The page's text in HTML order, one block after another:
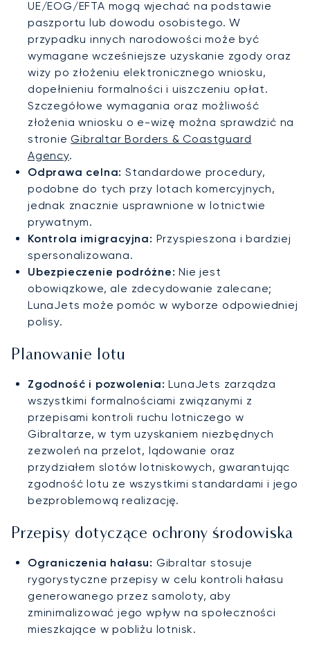
UE/EOG/EFTA mogą wjechać na podstawie
paszportu lub dowodu osobistego. W
przypadku innych narodowości może być
wymagane wcześniejsze uzyskanie zgody oraz
wizy po złożeniu elektronicznego wniosku,
dopełnieniu formalności i uiszczeniu opłat.
Szczegółowe wymagania oraz możliwość
złożenia wniosku o e-wizę można sprawdzić na
stronieGibraltar Borders & Coastguard
Agency.
Odprawa celna: Standardowe procedury,
podobne do tych przy lotach komercyjnych,
jednak znacznie usprawnione w lotnictwie
prywatnym.
Kontrola imigracyjna: Przyspieszona i bardziej
spersonalizowana.
Ubezpieczenie podróżne: Nie jest
obowiązkowe, ale zdecydowanie zalecane;
LunaJets może pomóc w wyborze odpowiedniej
polisy.
Planowanie lotu
Zgodność i pozwolenia: LunaJets zarządza
wszystkimi formalnościami związanymi z
przepisami kontroli ruchu lotniczego w
Gibraltarze, w tym uzyskaniem niezbędnych
zezwoleń na przelot, lądowanie oraz
przydziałem slotów lotniskowych, gwarantując
zgodność lotu ze wszystkimi standardami i jego
bezproblemową realizację.
Przepisy dotyczące ochrony środowiska
Ograniczenia hałasu: Gibraltar stosuje
rygorystyczne przepisy w celu kontroli hałasu
generowanego przez samoloty, aby
zminimalizować jego wpływ na społeczności
mieszkające w pobliżu lotnisk.